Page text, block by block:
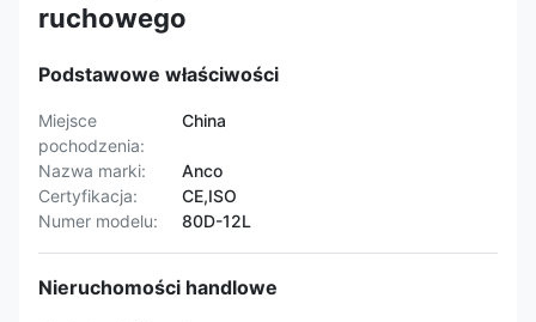
ruchowego
Podstawowe właściwości
Miejsce
pochodzenia:
China
Nazwa marki:
Anco
Certyfikacja:
CE,ISO
Numer modelu:
80D-12L
Nieruchomości handlowe